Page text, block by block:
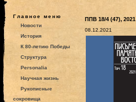
Главное меню
Новости
История
К 80-летию Победы
Структура
Personalia
Научная жизнь
Рукописные
сокровища
ППВ 18/4 (47), 2021
08.12.2021